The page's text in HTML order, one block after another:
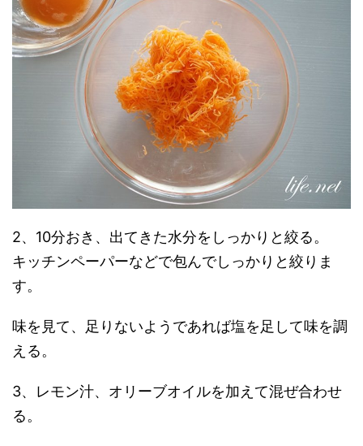
2、10分おき、出てきた水分をしっかりと絞る。
キッチンペーパーなどで包んでしっかりと絞りま
す。
味を見て、足りないようであれば塩を足して味を調
える。
3、レモン汁、オリーブオイルを加えて混ぜ合わせ
る。